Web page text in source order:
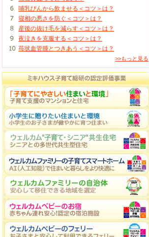
哺乳びんから飲ませる＜コツ＞は？
寝相の悪さを防ぐ＜コツ＞は？
産後の抜け毛を減らす＜コツ＞は？
夜泣きを克服する＜コツ＞は？
苺状血管腫とつきあう＜コツ＞は？
>>もっと見る